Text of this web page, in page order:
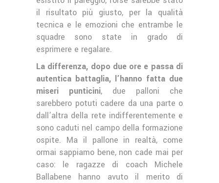
il risultato più giusto, per la qualità
tecnica e le emozioni che entrambe le
squadre sono state in grado di
esprimere e regalare.
La differenza, dopo due ore e passa di
autentica battaglia, l’hanno fatta due
miseri punticini, due palloni che
sarebbero potuti cadere da una parte o
dall’altra della rete indifferentemente e
sono caduti nel campo della formazione
ospite. Ma il pallone in realtà, come
ormai sappiamo bene, non cade mai per
caso: le ragazze di coach Michele
Ballabene hanno avuto il merito di